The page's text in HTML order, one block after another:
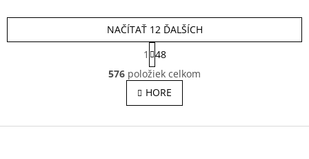
O
v
l
á
a
NAČÍTAŤ 12 ĎALŠÍCH
S
t
r
á
n
k
v
1
48
576 položiek celkom
HORE
Z